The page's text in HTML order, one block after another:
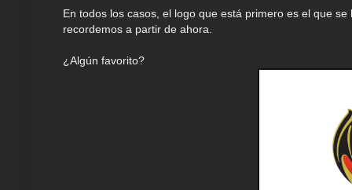
En todos los casos, el logo que está primero es el que
recordemos a partir de ahora.
¿Algún favorito?